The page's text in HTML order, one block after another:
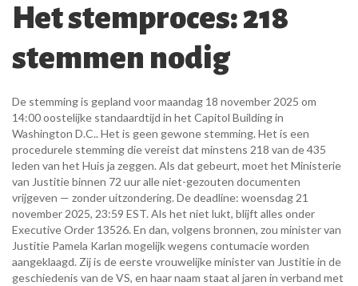
Het stemproces: 218
stemmen nodig
De stemming is gepland voor maandag 18 november 2025 om
14:00 oostelijke standaardtijd in het Capitol Buildingin
Washington D.C.. Het is geen gewone stemming. Het is een
procedurele stemming die vereist dat minstens 218 van de 435
leden van het Huis ja zeggen. Als dat gebeurt, moet het Ministerie
van Justitiebinnen 72 uur alle niet-gezouten documenten
vrijgeven — zonder uitzondering. De deadline: woensdag 21
november 2025, 23:59 EST. Als het niet lukt, blijft alles onder
Executive Order 13526. En dan, volgens bronnen, zou minister van
Justitie Pamela Karlan mogelijk wegens contumacie worden
aangeklaagd. Zij is de eerste vrouwelijke minister van Justitie in de
geschiedenis van de VS, en haar naam staat al jaren in verband met